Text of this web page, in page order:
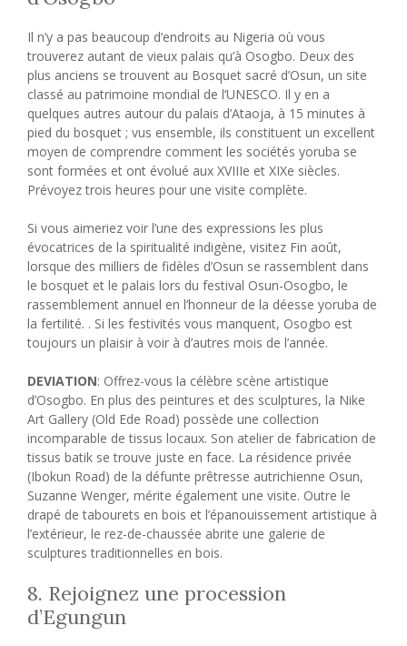
Il n’y a pas beaucoup d’endroits au Nigeria où vous
trouverez autant de vieux palais qu’à Osogbo. Deux des
plus anciens se trouvent au Bosquet sacré d’Osun, un site
classé au patrimoine mondial de l’UNESCO. Il y en a
quelques autres autour du palais d’Ataoja, à 15 minutes à
pied du bosquet ; vus ensemble, ils constituent un excellent
moyen de comprendre comment les sociétés yoruba se
sont formées et ont évolué aux XVIIIe et XIXe siècles.
Prévoyez trois heures pour une visite complète.
Si vous aimeriez voir l’une des expressions les plus
évocatrices de la spiritualité indigène, visitez Fin août,
lorsque des milliers de fidèles d’Osun se rassemblent dans
le bosquet et le palais lors du festival Osun-Osogbo, le
rassemblement annuel en l’honneur de la déesse yoruba de
la fertilité. . Si les festivités vous manquent, Osogbo est
toujours un plaisir à voir à d’autres mois de l’année.
DEVIATION: Offrez-vous la célèbre scène artistique
d’Osogbo. En plus des peintures et des sculptures, la Nike
Art Gallery (Old Ede Road) possède une collection
incomparable de tissus locaux. Son atelier de fabrication de
tissus batik se trouve juste en face. La résidence privée
(Ibokun Road) de la défunte prêtresse autrichienne Osun,
Suzanne Wenger, mérite également une visite. Outre le
drapé de tabourets en bois et l’épanouissement artistique à
l’extérieur, le rez-de-chaussée abrite une galerie de
sculptures traditionnelles en bois.
8. Rejoignez une procession
d’Egungun